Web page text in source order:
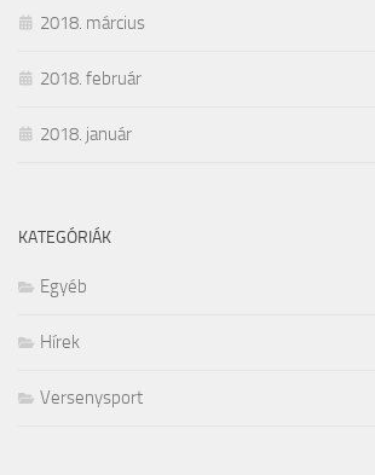
2018. március
2018. február
2018. január
KATEGÓRIÁK
Egyéb
Hírek
Versenysport